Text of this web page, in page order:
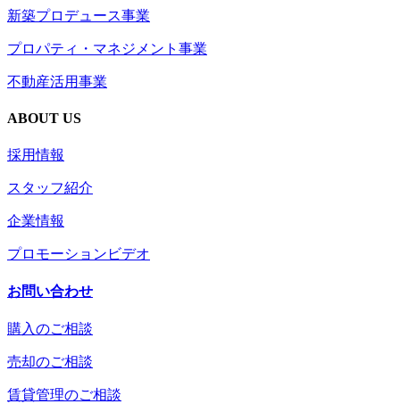
新築プロデュース事業
プロパティ・マネジメント事業
不動産活用事業
ABOUT US
採用情報
スタッフ紹介
企業情報
プロモーションビデオ
お問い合わせ
購入のご相談
売却のご相談
賃貸管理のご相談